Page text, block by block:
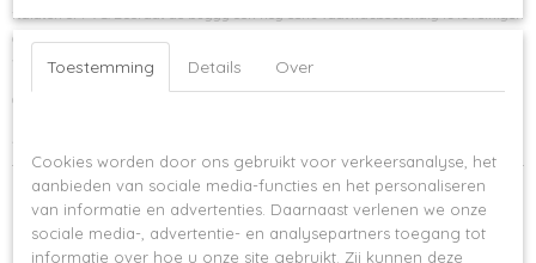
ftalaten of PVC. Doordat de buggy ook nog eens vaatwasbestendig is is reinigen
ook een makkie. Netjes verpakt met gerecyclede en recyclebare materialen
welke bedrukt zijn met duurzame soja-inkt.
Geschikt voor kinderen vanaf 6 maanden
Ook interessant
Toestemming Details Over
Cookies worden door ons gebruikt voor verkeersanalyse, het
aanbieden van sociale media-functies en het personaliseren
van informatie en advertenties. Daarnaast verlenen we onze
sociale media-, advertentie- en analysepartners toegang tot
informatie over hoe u onze site gebruikt. Zij kunnen deze